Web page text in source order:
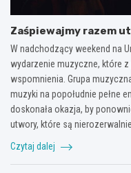
Zaśpiewajmy razem
W nadchodzący weekend na
wydarzenie muzyczne, które
wspomnienia. Grupa
muzyki na popołudnie pełne
doskonała okazja, by
utwory, które są
Czytaj dalej